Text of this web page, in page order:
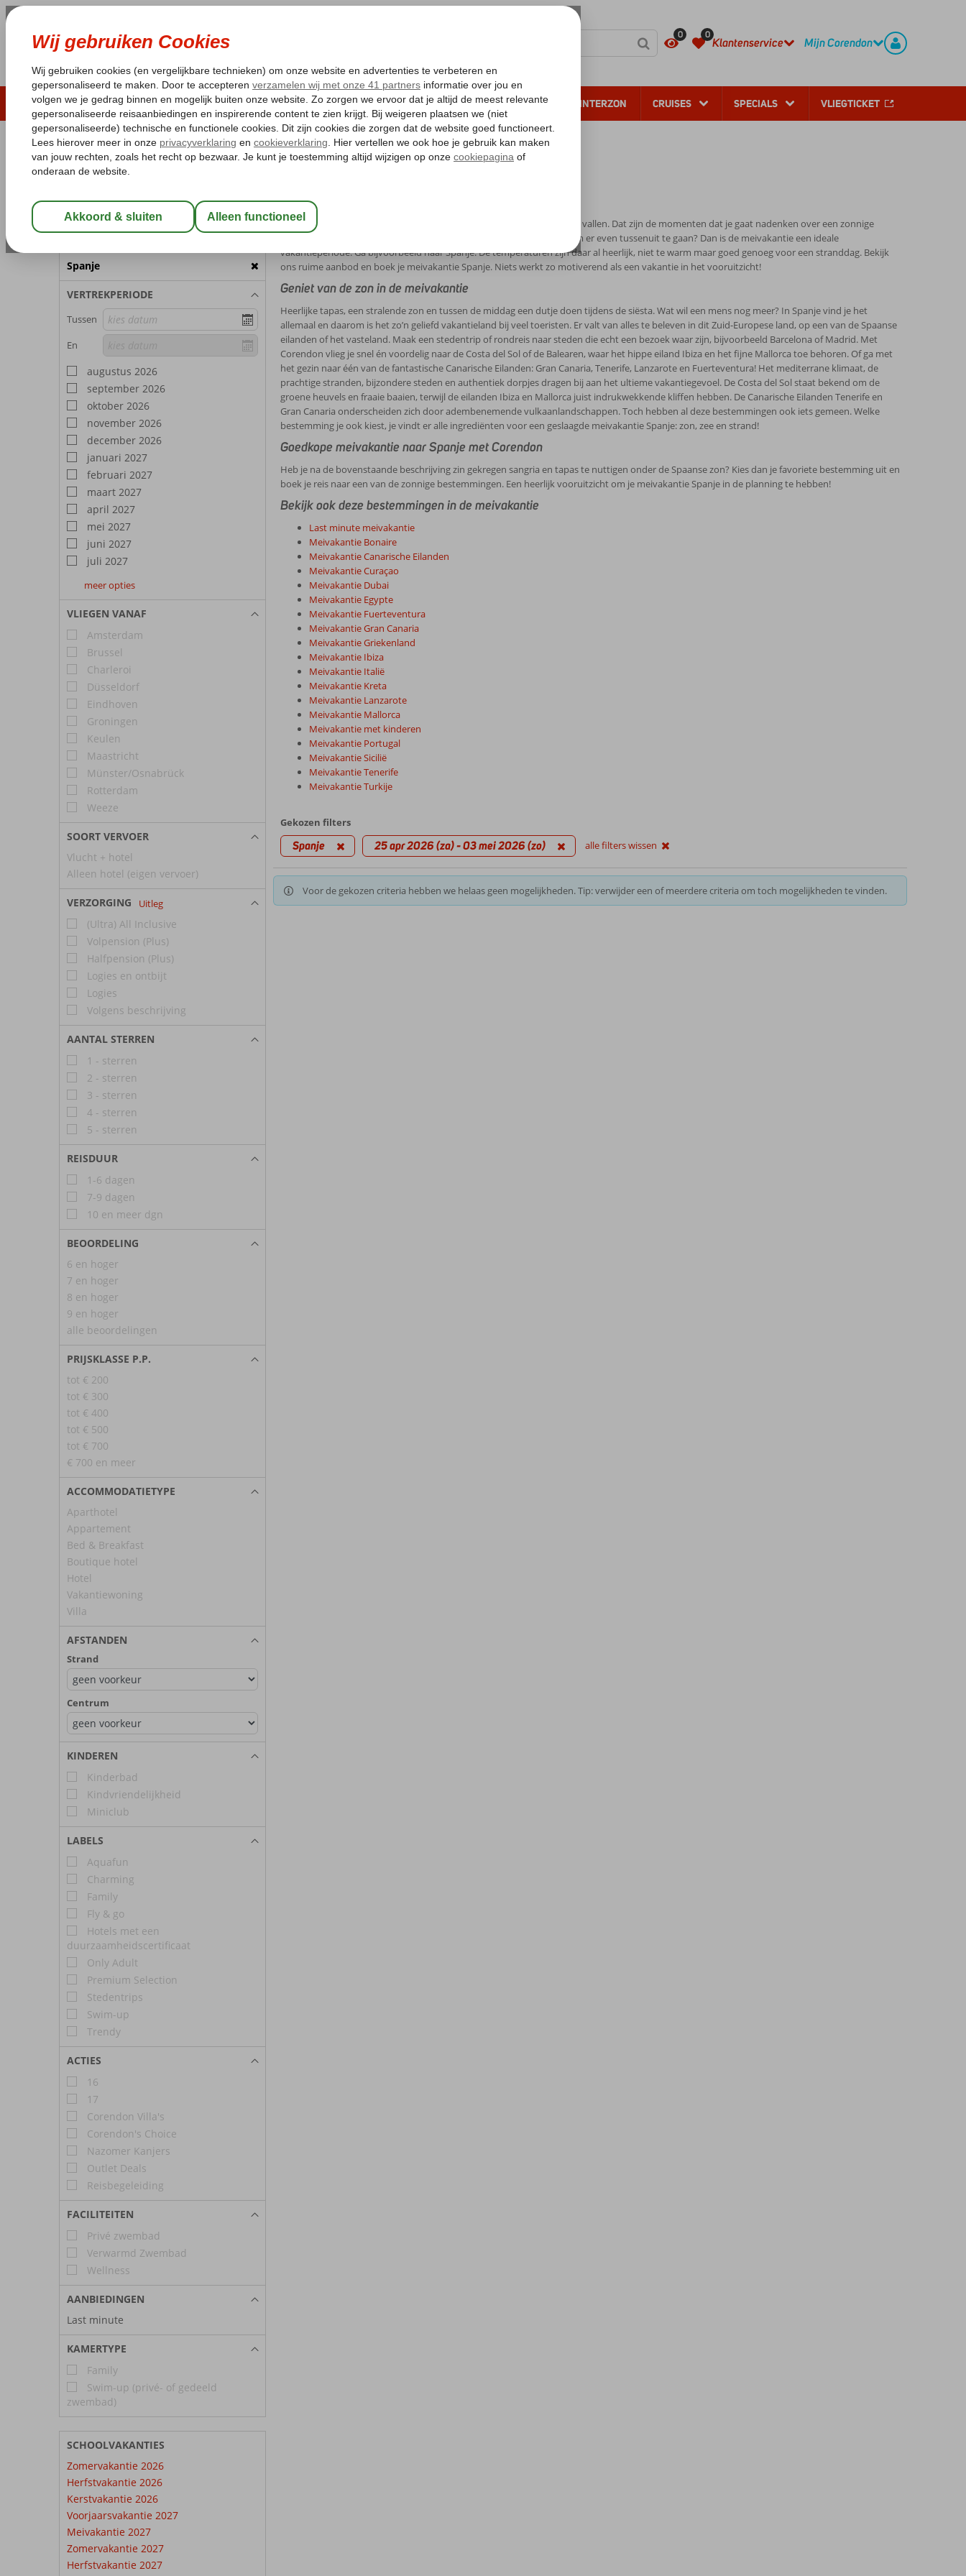
0 0
Klantenservice Mijn Corendon
LAST MINUTE ZOMER 2026 ZONVAKANTIE VERRE REIZEN ALL INCLUSIVE WINTERZON CRUISES SPECIALS VLIEGTICKET
Pakketgarantie Laagsteprijsgarantie* Gratis annuleren*
REISGEZELSCHAP
Wijzig Reisgezelschap
Spanje
VERTREKPERIODE
Tussen
En
augustus 2026
september 2026
oktober 2026
november 2026
december 2026
januari 2027
februari 2027
maart 2027
april 2027
mei 2027
juni 2027
juli 2027
augustus
2027
september
2027
oktober
2027
meer opties
VLIEGEN VANAF
Amsterdam
Brussel
Charleroi
Düsseldorf
Eindhoven
Groningen
Keulen
Maastricht
Münster/Osnabrück
Rotterdam
Weeze
SOORT VERVOER
Vlucht + hotel
Alleen hotel (eigen vervoer)
VERZORGING Uitleg
(Ultra) All Inclusive
Volpension (Plus)
Halfpension (Plus)
Logies en ontbijt
Logies
Volgens beschrijving
AANTAL STERREN
1 - sterren
2 - sterren
3 - sterren
4 - sterren
5 - sterren
REISDUUR
1-6 dagen
7-9 dagen
10 en meer dgn
BEOORDELING
6 en hoger
7 en hoger
8 en hoger
9 en hoger
alle beoordelingen
PRIJSKLASSE P.P.
tot € 200
tot € 300
tot € 400
tot € 500
tot € 700
€ 700 en meer
ACCOMMODATIETYPE
Aparthotel
Appartement
Bed & Breakfast
Boutique hotel
Hotel
Vakantiewoning
Villa
AFSTANDEN
Strand
Centrum
KINDEREN
Kinderbad
Kindvriendelijkheid
Miniclub
LABELS
Aquafun
Charming
Family
Fly & go
Hotels met een
duurzaamheidscertificaat
Only Adult
Premium Selection
Stedentrips
Swim-up
Trendy
ACTIES
16
17
Corendon Villa's
Corendon's Choice
Nazomer Kanjers
Outlet Deals
Reisbegeleiding
FACILITEITEN
Privé zwembad
Verwarmd Zwembad
Wellness
AANBIEDINGEN
Last minute
KAMERTYPE
Family
Swim-up (privé- of gedeeld
zwembad)
SCHOOLVAKANTIES
Zomervakantie 2026
Herfstvakantie 2026
Kerstvakantie 2026
Voorjaarsvakantie 2027
Meivakantie 2027
Zomervakantie 2027
Herfstvakantie 2027
Meivakantie Spanje
Het is wachten op mooi weer, de regen komt met bakken uit de hemel vallen. Dat zijn de momenten dat je gaat nadenken over een zonnige
plaats ergens ver van het gure Nederland. Heb je nog geen plannen om er even tussenuit te gaan? Dan is de meivakantie een ideale
vakantieperiode. Ga bijvoorbeeld naar Spanje. De temperaturen zijn daar al heerlijk, niet te warm maar goed genoeg voor een stranddag. Bekijk
ons ruime aanbod en boek je meivakantie Spanje. Niets werkt zo motiverend als een vakantie in het vooruitzicht!
Geniet van de zon in de meivakantie
Heerlijke tapas, een stralende zon en tussen de middag een dutje doen tijdens de siësta. Wat wil een mens nog meer? In Spanje vind je het
allemaal en daarom is het zo’n geliefd vakantieland bij veel toeristen. Er valt van alles te beleven in dit Zuid-Europese land, op een van de Spaanse
eilanden of het vasteland. Maak een stedentrip of rondreis naar steden die echt een bezoek waar zijn, bijvoorbeeld Barcelona of Madrid. Met
Corendon vlieg je snel én voordelig naar de Costa del Sol of de Balearen, waar het hippe eiland Ibiza en het fijne Mallorca toe behoren. Of ga met
het gezin naar één van de fantastische Canarische Eilanden: Gran Canaria, Tenerife, Lanzarote en Fuerteventura! Het mediterrane klimaat, de
prachtige stranden, bijzondere steden en authentiek dorpjes dragen bij aan het ultieme vakantiegevoel. De Costa del Sol staat bekend om de
groene heuvels en fraaie baaien, terwijl de eilanden Ibiza en Mallorca juist indrukwekkende kliffen hebben. De Canarische Eilanden Tenerife en
Gran Canaria onderscheiden zich door adembenemende vulkaanlandschappen. Toch hebben al deze bestemmingen ook iets gemeen. Welke
bestemming je ook kiest, je vindt er alle ingrediënten voor een geslaagde meivakantie Spanje: zon, zee en strand!
Goedkope meivakantie naar Spanje met Corendon
Heb je na de bovenstaande beschrijving zin gekregen sangria en tapas te nuttigen onder de Spaanse zon? Kies dan je favoriete bestemming uit en
boek je reis naar een van de zonnige bestemmingen. Een heerlijk vooruitzicht om je meivakantie Spanje in de planning te hebben!
Bekijk ook deze bestemmingen in de meivakantie
Last minute meivakantie
Meivakantie Bonaire
Meivakantie Canarische Eilanden
Meivakantie Curaçao
Meivakantie Dubai
Meivakantie Egypte
Meivakantie Fuerteventura
Meivakantie Gran Canaria
Meivakantie Griekenland
Meivakantie Ibiza
Meivakantie Italië
Meivakantie Kreta
Meivakantie Lanzarote
Meivakantie Mallorca
Meivakantie met kinderen
Meivakantie Portugal
Meivakantie Sicilië
Meivakantie Tenerife
Meivakantie Turkije
Gekozen filters
Spanje 25 apr 2026 (za) - 03 mei 2026 (zo) alle filters wissen
Voor de gekozen criteria hebben we helaas geen mogelijkheden. Tip: verwijder een of meerdere criteria om toch mogelijkheden te vinden.